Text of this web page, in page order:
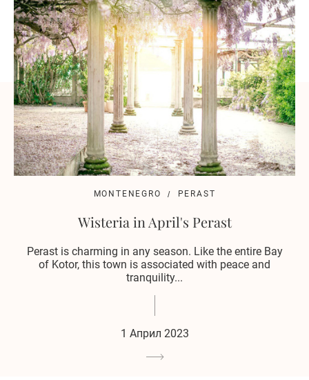
MONTENEGRO PERAST
Wisteria in April's Perast
Perast is charming in any season. Like the entire Bay
of Kotor, this town is associated with peace and
tranquility...
1 Април 2023